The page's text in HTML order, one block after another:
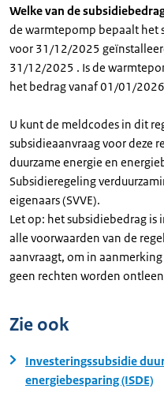
Welke van de
de warmtepomp bepaalt het
voor 31/12/2025
31/12/2025 . Is de
het bedrag vanaf 01/01/
U kunt de meldcodes in dit
subsidieaanvraag voor deze
duurzame energie en
Subsidieregeling
eigenaars (SVVE).
Let op: het subsidiebedrag
alle voorwaarden van de
aanvraagt, om in
geen rechten worden
Zie ook
Investeringssubsidie
energiebesparing (ISDE)